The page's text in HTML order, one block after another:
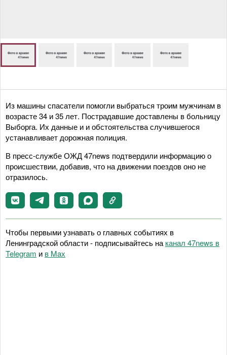
Из машины спасатели помогли выбраться троим мужчинам в
возрасте 34 и 35 лет. Пострадавшие доставлены в больницу
Выборга. Их данные и и обстоятельства случившегося
устанавливает дорожная полиция.
В пресс-службе ОЖД 47news подтвердили информацию о
происшествии, добавив, что на движении поездов оно не
отразилось.
Чтобы первыми узнавать о главных событиях в
Ленинградской области - подписывайтесь на канал 47news в
Telegram и в Maх